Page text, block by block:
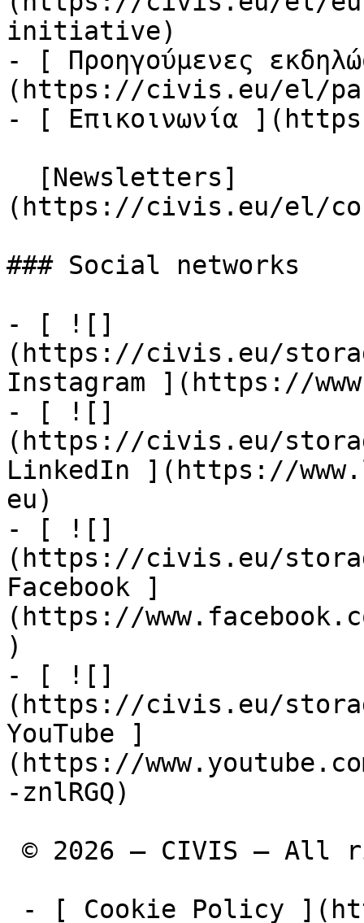
initiative)
- [ Προηγούμενες
(https://civis.eu/el/
- [ Επικοινωνία
(https://civis.eu/el/
### Social networks
- [ ![]
(https://civis.eu/
Instagram ](https://
- [ ![]
(https://civis.eu/
LinkedIn ](https://
eu)
- [ ![]
(https://civis.eu/
Facebook ]
(https://
)
- [ ![]
(https://civis.eu/
YouTube ]
(https://
-znlRGQ)